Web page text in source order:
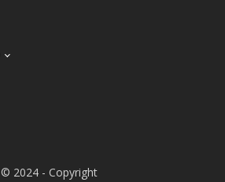
© 2024 - Copyright